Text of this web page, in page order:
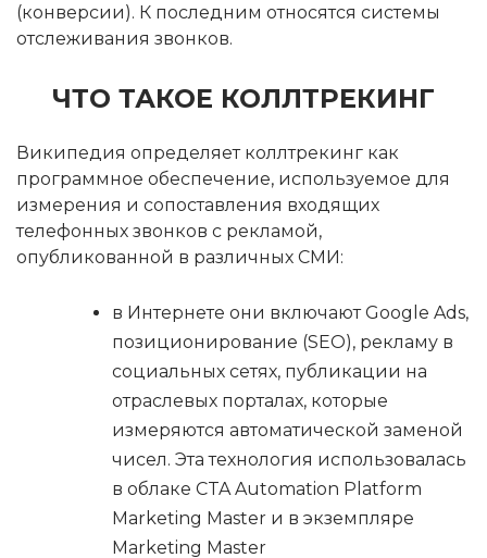
(конверсии). К последним относятся системы
отслеживания звонков.
ЧТО ТАКОЕ КОЛЛТРЕКИНГ
Википедия определяет коллтрекинг как
программное обеспечение, используемое для
измерения и сопоставления входящих
телефонных звонков с рекламой,
опубликованной в различных СМИ:
в Интернете они включают Google Ads,
позиционирование (SEO), рекламу в
социальных сетях, публикации на
отраслевых порталах, которые
измеряются автоматической заменой
чисел. Эта технология использовалась
в облаке CTA Automation Platform
Marketing Master и в экземпляре
Marketing Master